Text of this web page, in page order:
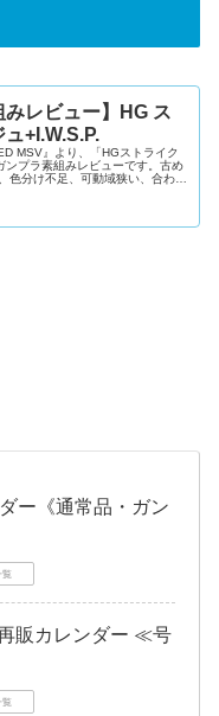
みレビュー】HG ス
ュ+I.W.S.P.
MSV』より、「HGストライク
ンプラ素組みレビューです。古め
色分け不足、可動域狭い、合わせ
ー《通常品・ガン
覧
販カレンダー ≪号
覧